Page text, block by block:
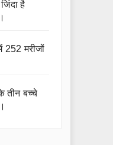
है
252 मरीजों
तीन बच्चे